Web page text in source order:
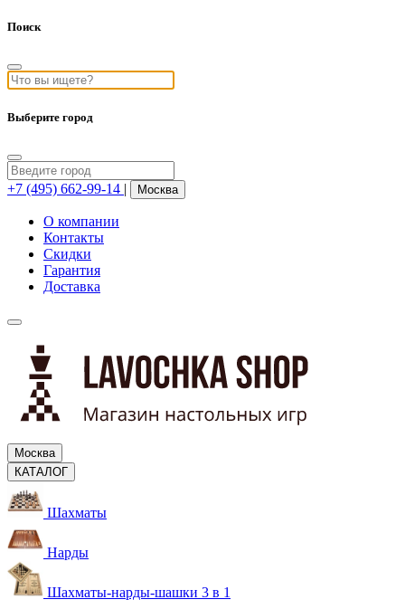
Поиск
Выберите город
+7 (495) 662-99-14 | Москва
О компании
Контакты
Скидки
Гарантия
Доставка
Москва
КАТАЛОГ
Шахматы
Нарды
Шахматы-нарды-шашки 3 в 1